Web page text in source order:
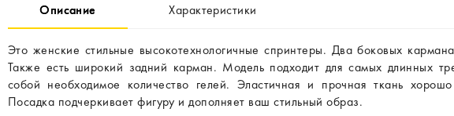
Описание Характеристики
Это женские стильные высокотехнологичные спринтеры. Два боковых
Также есть широкий задний карман. Модель подходит для самых длинных
собой необходимое количество гелей. Эластичная и прочная ткань
Посадка подчеркивает фигуру и дополняет ваш стильный образ.